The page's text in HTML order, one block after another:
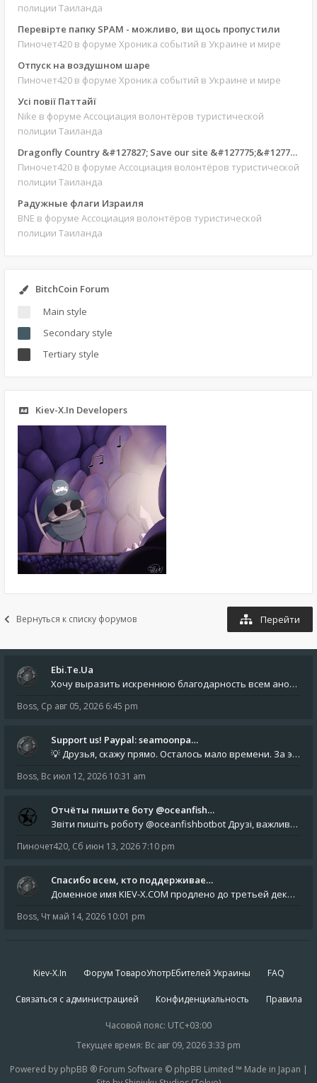
полиции Таиланда
Перевірте папку SPAM - можливо, ви щось пропустили
Пиночет420 в форуме Хроника событий в Украине и мире
Отпуск на воздушном шаре
Пиночет420 в форуме Хроника событий в Украине и мире
Усі повії Паттайї
Nike в форуме Ассоциация волонтёров туристической
полиции Таиланда
Dragonfly Country &#127827; Save our site &#127775;&#127769;
Пиночет420 в форуме Ассоциация волонтёров туристической
полиции Таиланда
Радужные флаги Израиля
BNE в форуме Ассоциация волонтёров туристической
полиции Таиланда
BitchCoin Forum
Main style
Secondary style
Tertiary style
Kiev-X.In Developers
Вернуться к списку форумов Перейти
Ebi.Te.Ua
Хочу выразить искреннюю благодарность всем анонимным пользователям, которые поддержали наше сообщество финансово. Благод
Boss, Ср авг 05, 2026 6:45 pm
Support us! Paypal: seamoonpa…
💡 Друзья, скажу прямо. Осталось мало времени. За это время нам нужно закрыть последние обязательные расходы: около 500
Boss, Вс июл 12, 2026 10:31 am
Отчёты пишите боту @oceanfish…
Звіти пишіть роботу @oceanfishbotbot Друзі, важливе повідомлення для учасників форума. Основне звернення опублікован
Пиночет420, Сб июн 13, 2026 7:10 pm
Спасибо всем, кто поддерживае…
Доменное имя KIEV-X.COM продлено до третьей декады августа 2027 года! Спасибо всем анонимным пользователям, которые по
Boss, Чт май 14, 2026 10:01 pm
Kiev-X.In Форум ТовароУпотрЕбителей Украины FAQ
Связаться с администрацией Конфиденциальность Правила
Часовой пояс: UTC+03:00
Текущее время: Вс авг 09, 2026 3:33 pm
Powered by phpBB ® Forum Software © phpBB Limited ™ Made in Japan |